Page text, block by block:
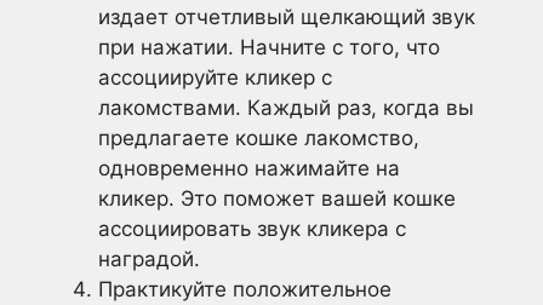
издает отчетливый щелкающий звук
при нажатии. Начните с того, что
ассоциируйте кликер с
лакомствами. Каждый раз, когда вы
предлагаете кошке лакомство,
одновременно нажимайте на
кликер. Это поможет вашей кошке
ассоциировать звук кликера с
наградой.
Практикуйте положительное